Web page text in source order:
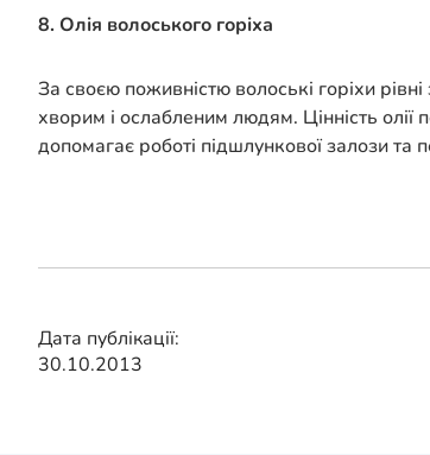
8. Олія волоського горіха
За своєю поживністю волоські горіхи
хворим і ослабленим людям. Цінність олії
допомагає роботі підшлункової залози та
Дата публікації:
30.10.2013